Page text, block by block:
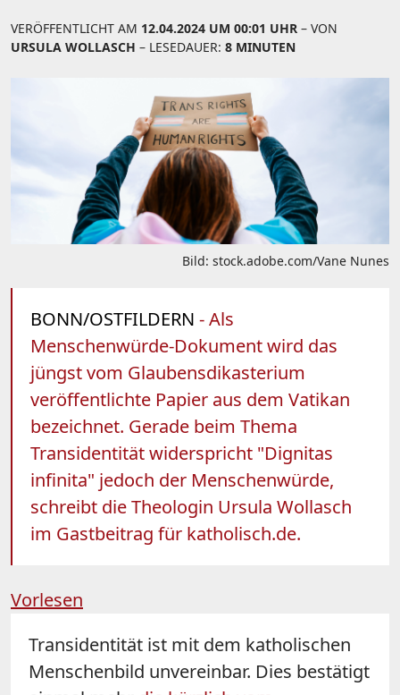
VERÖFFENTLICHT AM 12.04.2024 UM 00:01 UHR – VON
URSULA WOLLASCH – LESEDAUER: 8 MINUTEN
Bild: stock.adobe.com/Vane Nunes
BONN/OSTFILDERN - Als
Menschenwürde-Dokument wird das
jüngst vom Glaubensdikasterium
veröffentlichte Papier aus dem Vatikan
bezeichnet. Gerade beim Thema
Transidentität widerspricht "Dignitas
infinita" jedoch der Menschenwürde,
schreibt die Theologin Ursula Wollasch
im Gastbeitrag für katholisch.de.
Vorlesen
Transidentität ist mit dem katholischen
Menschenbild unvereinbar. Dies bestätigt